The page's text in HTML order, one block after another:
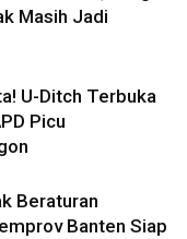
Masih Jadi
U-Ditch Terbuka
Picu
Beraturan
Banten Siap